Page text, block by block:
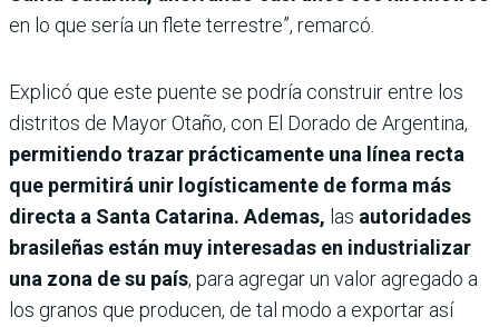
en lo que sería un flete terrestre”, remarcó.
Explicó que este puente se podría construir entre los
distritos de Mayor Otaño, con El Dorado de Argentina,
permitiendo trazar prácticamente una línea recta
que permitirá unir logísticamente de forma más
directa a Santa Catarina. Ademas, las autoridades
brasileñas están muy interesadas en industrializar
una zona de su país, para agregar un valor agregado a
los granos que producen, de tal modo a exportar así